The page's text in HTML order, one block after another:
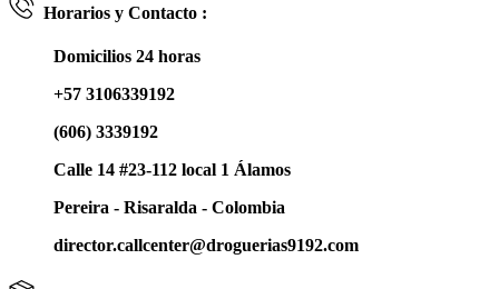
Horarios y Contacto :
Domicilios 24 horas
+57 3106339192
(606) 3339192
Calle 14 #23-112 local 1 Álamos
Pereira - Risaralda - Colombia
director.callcenter@droguerias9192.com